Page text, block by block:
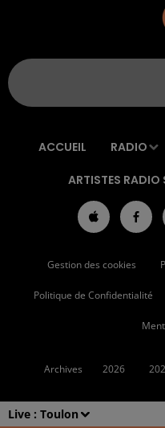
Live : Toulon
ACCUEIL RADIO
ARTISTES RADIO
Gestion des cookies
Politique de Confidentialité
Archives 2026